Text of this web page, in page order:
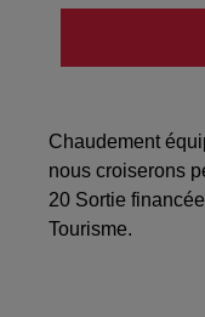
Chaudement
nous croiserons
20 Sortie
Tourisme.